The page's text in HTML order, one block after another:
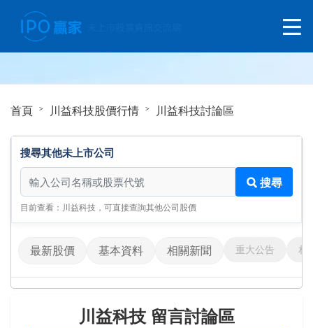
首頁 川益科技股價行情 川益科技討論區
搜尋其他未上市公司
搜尋其他未上市公司
搜尋
目前查看：川益科技，可直接查詢其他公司股價
最新股價 基本資料 相關新聞 重大公告 相
川益科技 留言討論區